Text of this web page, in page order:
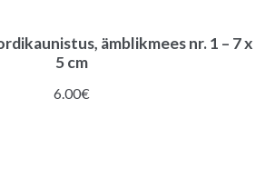
ämblikmees nr. 1 – 7 x
5 cm
6.00€